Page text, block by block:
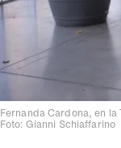
Fernanda Cardona, en la
Foto: Gianni Schiaffarino